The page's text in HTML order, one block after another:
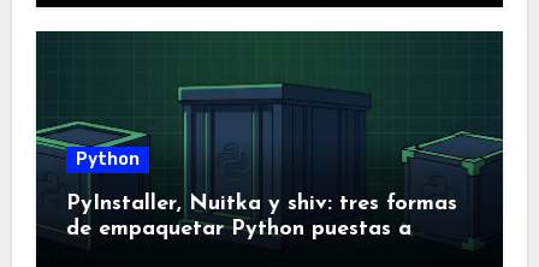
Python
PyInstaller, Nuitka y shiv: tres formas
de empaquetar Python puestas a
prueba